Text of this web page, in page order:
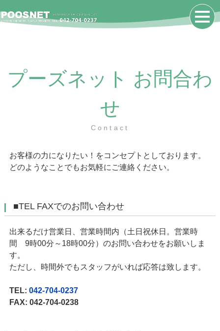
プーズネット お問合わ
せ
Contact
お客様の力になりたい！をコンセプトとしております。
どのようなことでもお気軽にご連絡ください。
■TEL FAXでのお問い合わせ
出来るだけ営業日、営業時間内（土日祝休日。営業時
間 9時00分～18時00分）のお問い合わせをお願いしま
す。
ただし、時間外でもスタッフがいれば応答は致します。
TEL: 042-704-0237
FAX: 042-704-0238